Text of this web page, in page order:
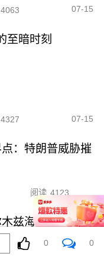
4063 07-15
至暗时刻
4327 07-15
：特朗普威胁摧
阅读 4123
兹海峡重开无限
0 0